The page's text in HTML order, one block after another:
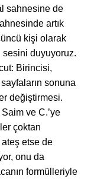
sahnesine de
artık
kişi olarak
sesini duyuyoruz.
Birincisi,
sonuna
değiştirmesi.
ve C.’ye
çoktan
ateş etse de
onu da
formülleriyle